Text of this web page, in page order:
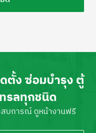
ตั้ง ซ่อมบำรุง ตู้
รลทุกชนิด
บการณ์ ดูหน้างานฟรี